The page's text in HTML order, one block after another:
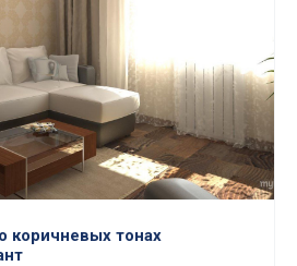
коричневых тонах